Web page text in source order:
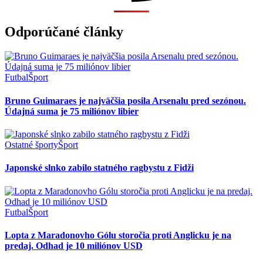
Odporúčané články
FutbalŠport
Bruno Guimaraes je najväčšia posila Arsenalu pred sezónou.
Údajná suma je 75 miliónov libier
Ostatné športyŠport
Japonské slnko zabilo statného ragbystu z Fidži
FutbalŠport
Lopta z Maradonovho Gólu storočia proti Anglicku je na
predaj. Odhad je 10 miliónov USD